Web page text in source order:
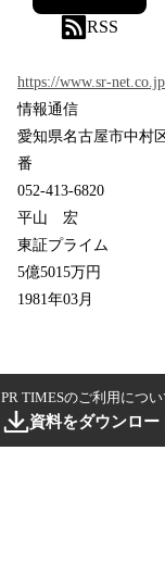
RSS
https://www.sr-
情報通信
愛知県名古屋市中村
番
052-413-6820
平山 宏
東証プライム
5億5015万円
1981年03月
PR TIMESのご利用につい
資料をダウンロー